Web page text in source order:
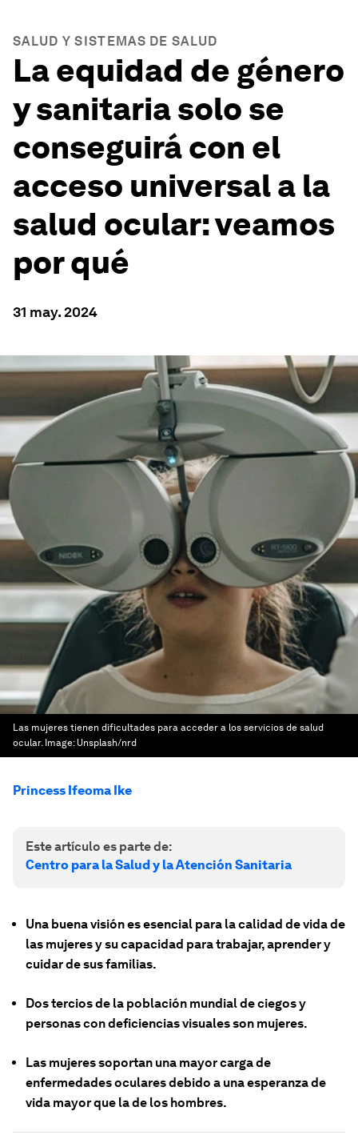
SALUD Y SISTEMAS DE SALUD
La equidad de género
y sanitaria solo se
conseguirá con el
acceso universal a la
salud ocular: veamos
por qué
31 may. 2024
Las mujeres tienen dificultades para acceder a los servicios de salud
ocular. Image: Unsplash/nrd
Princess Ifeoma Ike
Este artículo es parte de:
Centro para la Salud y la Atención Sanitaria
Una buena visión es esencial para la calidad de vida de
las mujeres y su capacidad para trabajar, aprender y
cuidar de sus familias.
Dos tercios de la población mundial de ciegos y
personas con deficiencias visuales son mujeres.
Las mujeres soportan una mayor carga de
enfermedades oculares debido a una esperanza de
vida mayor que la de los hombres.